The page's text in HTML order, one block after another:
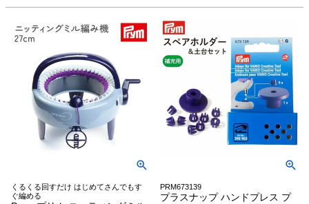
くるくる回すだけ はじめてさんでもす
ぐ編める
PRM673139
プラスナップ ハンドプレス プ